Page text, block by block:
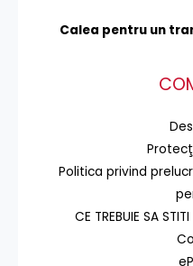
Calea pentru un
Politica privind
CE TREBUIE SA